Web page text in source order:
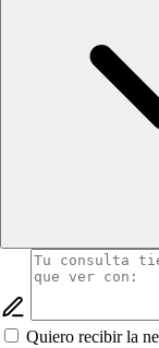
Quiero recibir la